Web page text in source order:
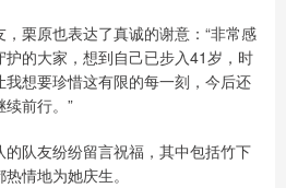
栗原也表达了真诚的谢意：“非常感
的大家，想到自己已步入41岁，时
想要珍惜这有限的每一刻，今后还
前行。”
队友纷纷留言祝福，其中包括竹下
情地为她庆生。